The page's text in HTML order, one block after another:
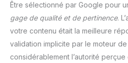
Être sélectionné par Google pour
gage de qualité et de pertinence.
votre contenu était la meilleure
validation implicite par le moteur
considérablement l’autorité